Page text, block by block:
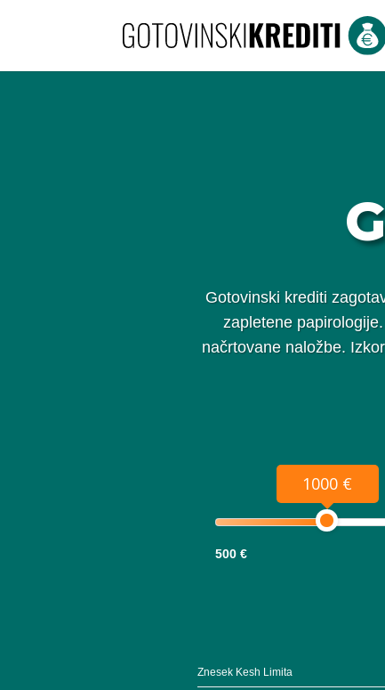
Gotovinski krediti
zapletene
načrtovane naložbe.
1000 €
500 €
Znesek Kesh Limita